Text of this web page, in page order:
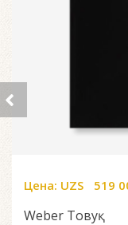
Цена: UZS 519
Weber Товуқ